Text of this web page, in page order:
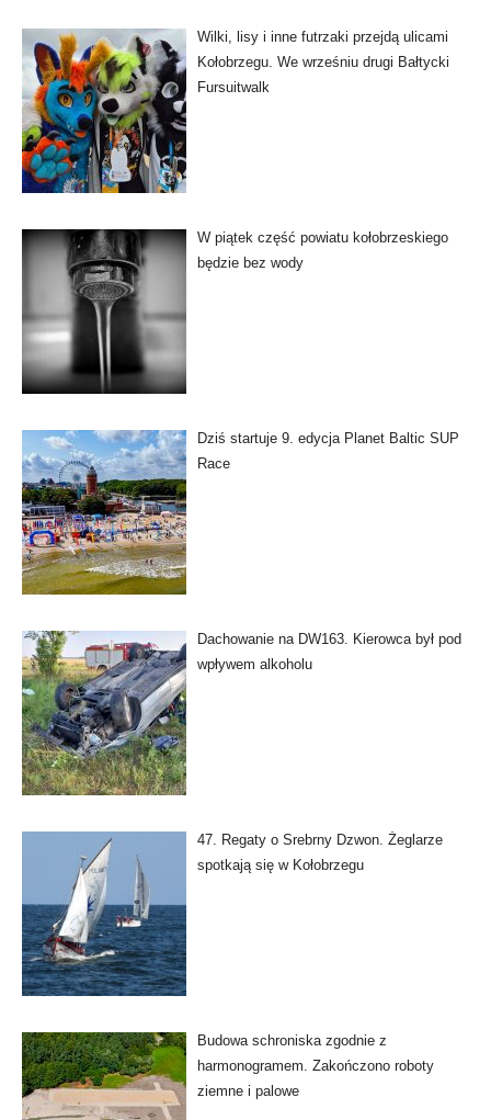
Wilki, lisy i inne futrzaki przejdą ulicami
Kołobrzegu. We wrześniu drugi Bałtycki
Fursuitwalk
W piątek część powiatu kołobrzeskiego
będzie bez wody
Dziś startuje 9. edycja Planet Baltic SUP
Race
Dachowanie na DW163. Kierowca był pod
wpływem alkoholu
47. Regaty o Srebrny Dzwon. Żeglarze
spotkają się w Kołobrzegu
Budowa schroniska zgodnie z
harmonogramem. Zakończono roboty
ziemne i palowe